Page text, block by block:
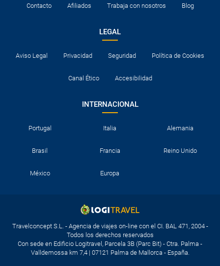
Contacto Afiliados Trabaja con nosotros Blog
LEGAL
Aviso Legal Privacidad Seguridad Política de Cookies
Canal Ético Accesibilidad
INTERNACIONAL
Portugal Italia Alemania
Brasil Francia Reino Unido
México Europa
Travelconcept S.L. - Agencia de viajes on-line con el CI. BAL 471, 2004 -
Todos los derechos reservados
Con sede en Edificio Logitravel, Parcela 3B (Parc Bit) - Ctra. Palma -
Valldemossa km 7,4 | 07121 Palma de Mallorca - España.